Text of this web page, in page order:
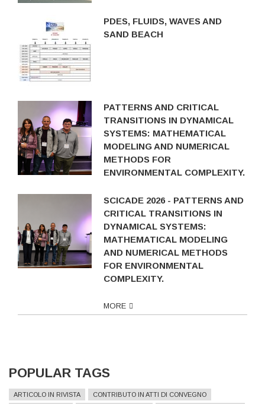
PDES, FLUIDS, WAVES AND
SAND BEACH
PATTERNS AND CRITICAL
TRANSITIONS IN DYNAMICAL
SYSTEMS: MATHEMATICAL
MODELING AND NUMERICAL
METHODS FOR
ENVIRONMENTAL COMPLEXITY.
SCICADE 2026 - PATTERNS AND
CRITICAL TRANSITIONS IN
DYNAMICAL SYSTEMS:
MATHEMATICAL MODELING
AND NUMERICAL METHODS
FOR ENVIRONMENTAL
COMPLEXITY.
MORE
POPULAR TAGS
ARTICOLO IN RIVISTA
CONTRIBUTO IN ATTI DI CONVEGNO